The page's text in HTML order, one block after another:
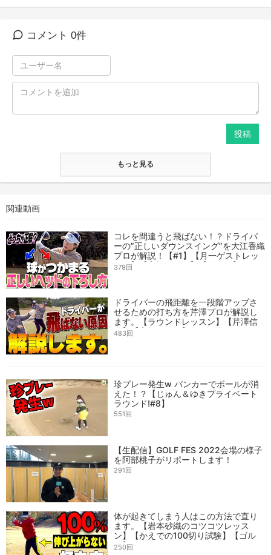
コメント 0件
投稿
もっと見る
関連動画
コレを間違うと飛ばない！？ドライバ
ーの”正しいダウンスイング”を大江香織
プロが解説！【#1】【月一ゲストレッ
スン】【高橋としみ】【かえで】
379回
ドライバーの飛距離を一段階アップさ
せるための打ち方を芹澤プロが解説し
ます。【ラウンドレッスン】【芹澤信
雄】【高橋としみ】
483回
珍プレー発生w バンカーでボールが消
えた！？【じゅん＆ゆきプライベート
ラウンド!#8】
551回
【生配信】GOLF FES 2022会場の様子
を阿部桃子がリポートします！
291回
体が起きてしまう人はこの方法で直り
ます。【岩本砂織のコツコツレッス
ン】【かえでの100切り試験】【ゴル
フ】
250回